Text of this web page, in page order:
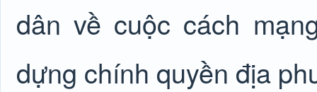
dân về cuộc cách
dựng chính quyền địa